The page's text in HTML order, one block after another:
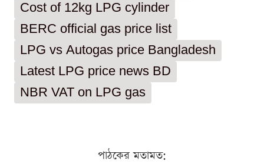
Cost of 12kg LPG cylinder
BERC official gas price list
LPG vs Autogas price Bangladesh
Latest LPG price news BD
NBR VAT on LPG gas
পাঠকের মতামত: